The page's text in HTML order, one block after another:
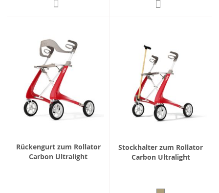
Rückengurt zum Rollator
Carbon Ultralight
Stockhalter zum Rollator
Carbon Ultralight